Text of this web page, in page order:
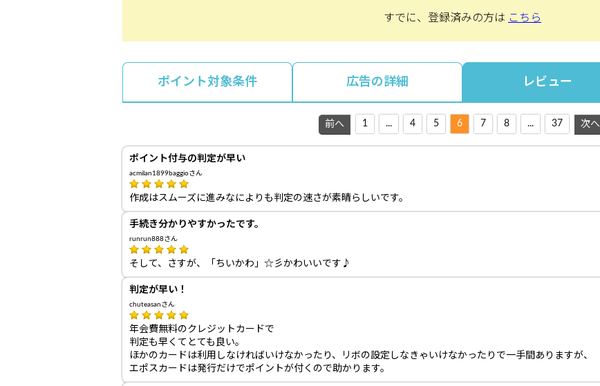
すでに、登録済みの方は こちら
ポイント対象条件 広告の詳細 レビュー
前へ 1 ... 4 5 6 7 8 ... 37 次へ
ポイント付与の判定が早い
acmilan1899baggioさん
作成はスムーズに進みなによりも判定の速さが素晴らしいです。
手続き分かりやすかったです。
runrun888さん
そして、さすが、「ちいかわ」☆彡かわいいです♪
判定が早い！
chuteasanさん
年会費無料のクレジットカードで
判定も早くてとても良い。
ほかのカードは利用しなければいけなかったり、リボの設定しなきゃいけなかったりで一手間ありますが、
エポスカードは発行だけでポイントが付くので助かります。